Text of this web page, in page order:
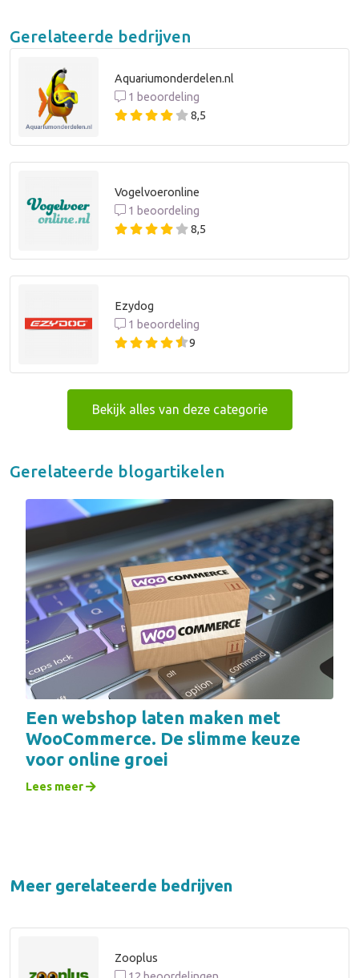
Gerelateerde bedrijven
Aquariumonderdelen.nl
1 beoordeling
8,5
Vogelvoeronline
1 beoordeling
8,5
Ezydog
1 beoordeling
9
Bekijk alles van deze categorie
Gerelateerde blogartikelen
Een webshop laten maken met
WooCommerce. De slimme keuze
voor online groei
Lees meer
Meer gerelateerde bedrijven
Zooplus